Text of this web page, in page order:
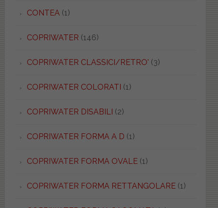
CONTEA(1)
COPRIWATER (146)
COPRIWATER CLASSICI/RETRO' (3)
COPRIWATER COLORATI (1)
COPRIWATER DISABILI (2)
COPRIWATER FORMA A D (1)
COPRIWATER FORMA OVALE(1)
COPRIWATER FORMA RETTANGOLARE(1)